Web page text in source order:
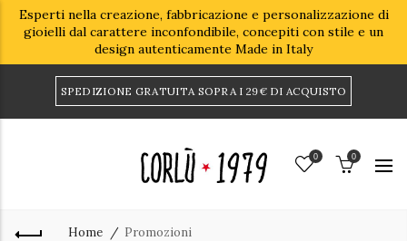
Esperti nella creazione, fabbricazione e personalizzazione di
gioielli dal carattere inconfondibile, concepiti con stile e un
design autenticamente Made in Italy
SPEDIZIONE GRATUITA SOPRA I 29€ DI ACQUISTO
0 0
Home Promozioni